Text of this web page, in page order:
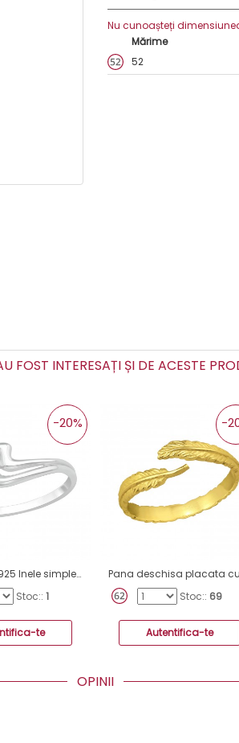
Nu cunoașteți
Mărime
52
FOST INTERESAȚI ȘI DE ACESTE
Val - Argint 925 Inele simple A4S40061
-20%
Stoc:: 1
te
-
Stoc:: 69
Autentifica-te
OPINII